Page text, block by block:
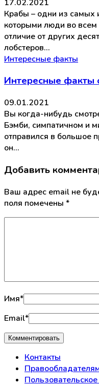
17.02.2021
Крабы – одни из самых
которыми люди во
отличие от других
лобстеров…
Интересные факты
Интересные факты
09.01.2021
Вы когда-нибудь
Бэмби, симпатичном и
отправился в большое
он…
Добавить
Ваш адрес email не
поля помечены *
Имя*
Email*
Контакты